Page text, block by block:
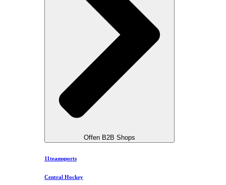
Offen B2B Shops
11teamsports
Central Hockey